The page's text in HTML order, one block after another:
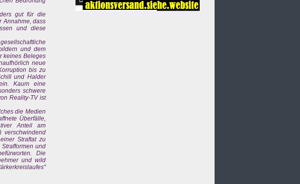
gut für die
Annahme, dass
und diese
und dem
keines Beleges
neue
bis zu
und Halder
Kaum eine
schwere
Reality-TV ist
die Medien
Überfälle,
Anteil am
verschwindend
Straftat zu
und
Die
und wild